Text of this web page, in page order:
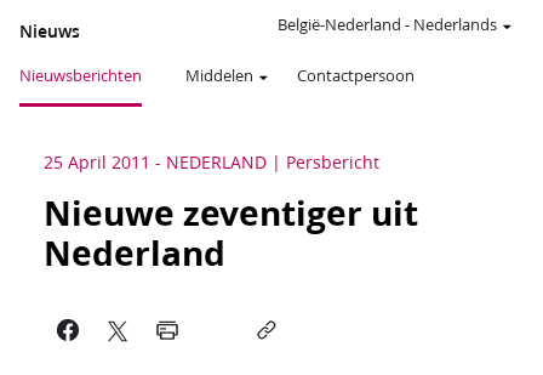
Nieuws
Nieuwsberichten Middelen Contactpersoon
België-Nederland - Nederlands
25 April 2011 - NEDERLAND Persbericht
Nieuwe zeventiger uit
Nederland